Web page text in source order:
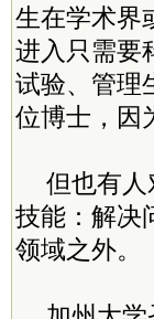
生在学术界
进入只需要
试验、管理
位博士，因
但也有
技能：解决
领域之外。